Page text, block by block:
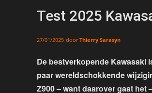
Test 2025
27/01/2025 door Thierry Sarasyn
De bestverkopende Kawasaki
paar wereldschokkende
Z900 – want daarover gaat